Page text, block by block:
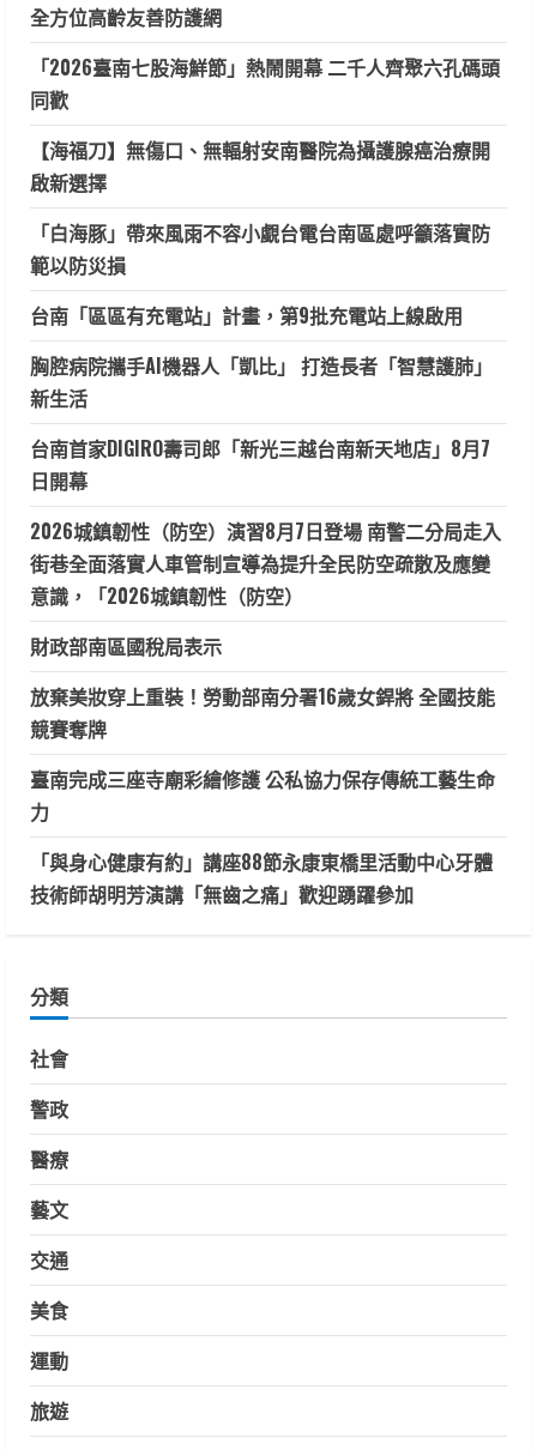
全方位高齡友善防護網
「2026臺南七股海鮮節」熱鬧開幕 二千人齊聚六孔碼頭
同歡
【海福刀】無傷口、無輻射安南醫院為攝護腺癌治療開
啟新選擇
「白海豚」帶來風雨不容小覷台電台南區處呼籲落實防
範以防災損
台南「區區有充電站」計畫，第9批充電站上線啟用
胸腔病院攜手AI機器人「凱比」 打造長者「智慧護肺」
新生活
台南首家DIGIRO壽司郎「新光三越台南新天地店」8月7
日開幕
2026城鎮韌性（防空）演習8月7日登場 南警二分局走入
街巷全面落實人車管制宣導為提升全民防空疏散及應變
意識，「2026城鎮韌性（防空）
財政部南區國稅局表示
放棄美妝穿上重裝！勞動部南分署16歲女銲將 全國技能
競賽奪牌
臺南完成三座寺廟彩繪修護 公私協力保存傳統工藝生命
力
「與身心健康有約」講座88節永康東橋里活動中心牙體
技術師胡明芳演講「無齒之痛」歡迎踴躍參加
分類
社會
警政
醫療
藝文
交通
美食
運動
旅遊